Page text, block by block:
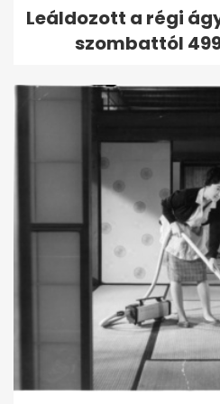
Leáldozott a régi
szombattól